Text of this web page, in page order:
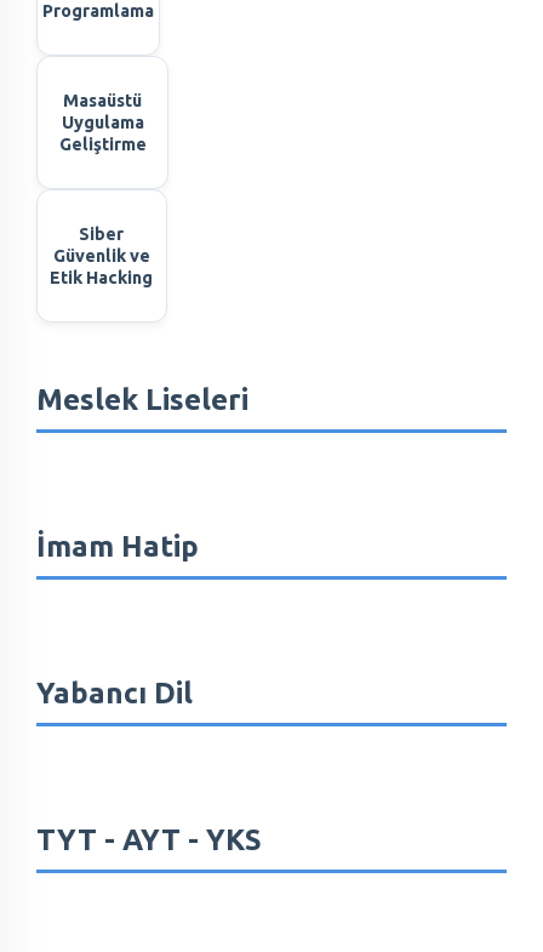
Programlama
Masaüstü
Uygulama
Geliştirme
Siber
Güvenlik ve
Etik Hacking
Meslek Liseleri
İmam Hatip
Yabancı Dil
TYT - AYT - YKS